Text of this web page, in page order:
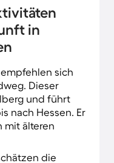
in
sich
Dieser
und führt
nach Hessen. Er
mit älteren
die